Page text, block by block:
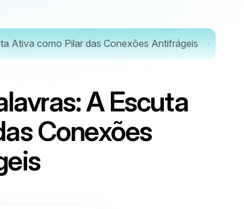
Ativa como Pilar das Conexões Antifrágeis
A Escuta
Conexões